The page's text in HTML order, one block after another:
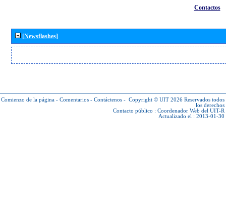
Contactos
[Newsflashes]
Comienzo de la página - Comentarios - Contáctenos - Copyright © UIT 2026 Reservados todos
los derechos
Contacto público : Coordenador Web del UIT-R
Actualizado el : 2013-01-30